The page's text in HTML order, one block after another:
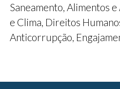
Saneamento, Alimentos
e Clima, Direitos
Anticorrupção,